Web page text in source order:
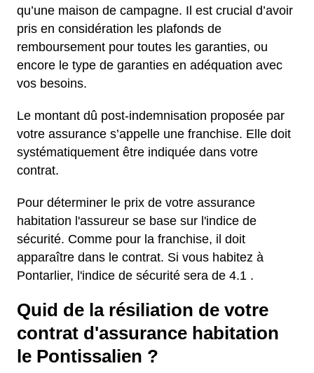
qu’une maison de campagne. Il est crucial d’avoir
pris en considération les plafonds de
remboursement pour toutes les garanties, ou
encore le type de garanties en adéquation avec
vos besoins.
Le montant dû post-indemnisation proposée par
votre assurance s’appelle une franchise. Elle doit
systématiquement être indiquée dans votre
contrat.
Pour déterminer le prix de votre assurance
habitation l'assureur se base sur l'indice de
sécurité. Comme pour la franchise, il doit
apparaître dans le contrat. Si vous habitez à
Pontarlier, l'indice de sécurité sera de 4.1 .
Quid de la résiliation de votre
contrat d'assurance habitation
le Pontissalien ?